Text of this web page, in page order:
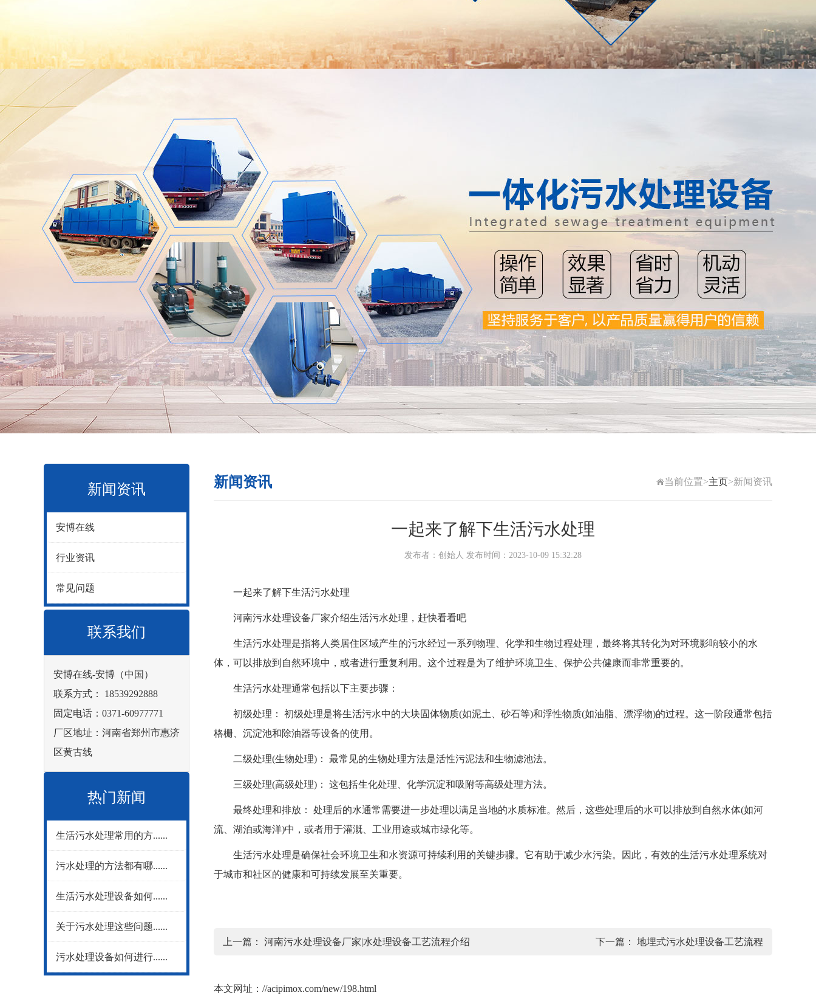
新闻资讯
安博在线
行业资讯
常见问题
联系我们
安博在线-安博（中国）
联系方式： 18539292888
固定电话：0371-60977771
厂区地址：河南省郑州市惠济
区黄古线
热门新闻
生活污水处理常用的方......
污水处理的方法都有哪......
生活污水处理设备如何......
关于污水处理这些问题......
污水处理设备如何进行......
新闻资讯 当前位置>主页>新闻资讯
一起来了解下生活污水处理
发布者：创始人 发布时间：2023-10-09 15:32:28
一起来了解下生活污水处理
河南污水处理设备厂家介绍生活污水处理，赶快看看吧
生活污水处理是指将人类居住区域产生的污水经过一系列物理、化学和生物过程处理，最终将其转化为对环境影响较小的水
体，可以排放到自然环境中，或者进行重复利用。这个过程是为了维护环境卫生、保护公共健康而非常重要的。
生活污水处理通常包括以下主要步骤：
初级处理： 初级处理是将生活污水中的大块固体物质(如泥土、砂石等)和浮性物质(如油脂、漂浮物)的过程。这一阶段通常包括
格栅、沉淀池和除油器等设备的使用。
二级处理(生物处理)： 最常见的生物处理方法是活性污泥法和生物滤池法。
三级处理(高级处理)： 这包括生化处理、化学沉淀和吸附等高级处理方法。
最终处理和排放： 处理后的水通常需要进一步处理以满足当地的水质标准。然后，这些处理后的水可以排放到自然水体(如河
流、湖泊或海洋)中，或者用于灌溉、工业用途或城市绿化等。
生活污水处理是确保社会环境卫生和水资源可持续利用的关键步骤。它有助于减少水污染。因此，有效的生活污水处理系统对
于城市和社区的健康和可持续发展至关重要。
上一篇： 河南污水处理设备厂家|水处理设备工艺流程介绍 下一篇： 地埋式污水处理设备工艺流程
本文网址： //acipimox.com/new/198.html